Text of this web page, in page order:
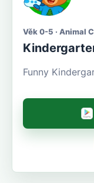
Věk 0-5 · Animal
Funny